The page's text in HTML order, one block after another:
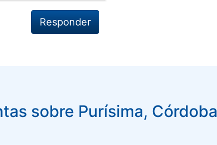
sobre Purísima, Córdoba